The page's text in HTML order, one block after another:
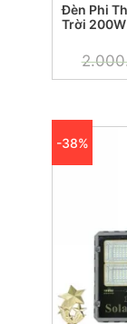
Đèn Phi
Trời 200W
-38%